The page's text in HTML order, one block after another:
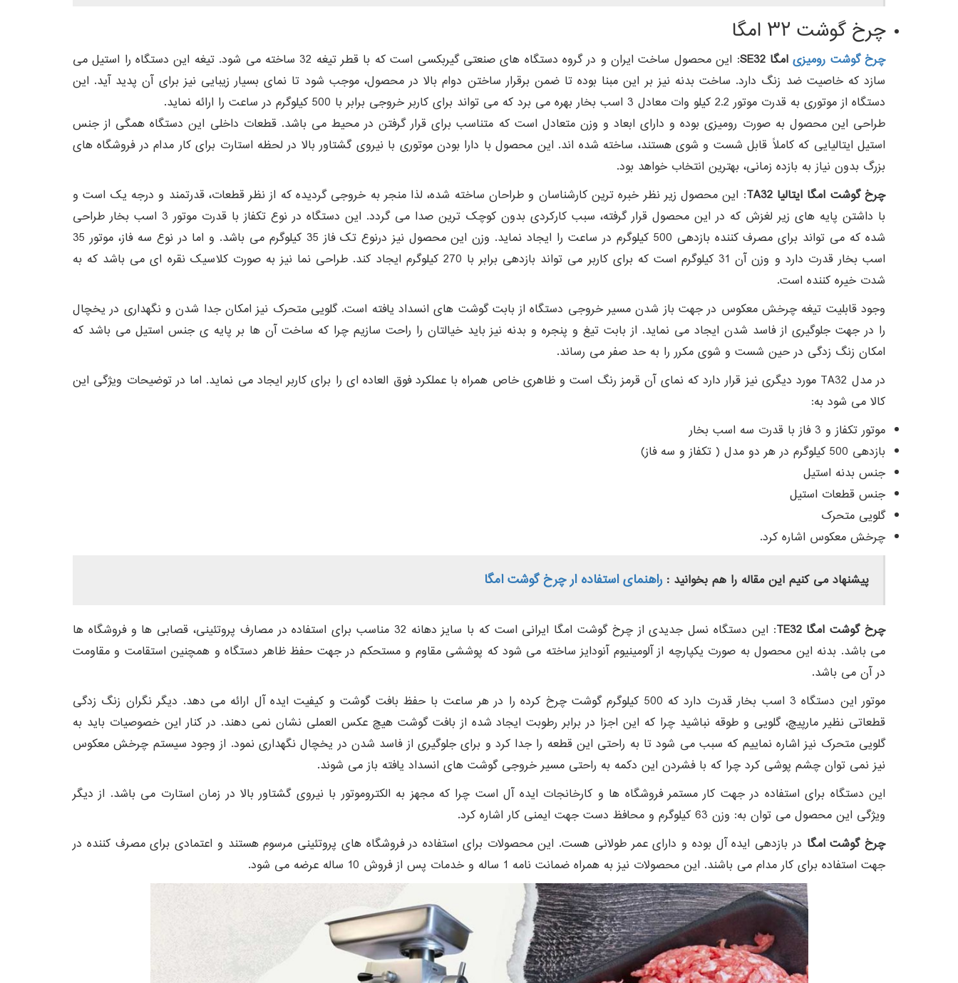
چرخ گوشت ۳۲ امگا
چرخ گوشت رومیزیامگا SE32
: این محصول ساخت ایران و در گروه دستگاه های صنعتی گیربکسی است که با قطر تیغه 32 ساخته می شود. تیغه این دستگاه را استیل می
سازد که خاصیت ضد زنگ دارد. ساخت بدنه نیز بر این مبنا بوده تا ضمن برقرار ساختن دوام بالا در محصول، موجب شود تا نمای بسیار زیبایی نیز برای آن پدید آید. این
دستگاه از موتوری به قدرت موتور 2.2 کیلو وات معادل 3 اسب بخار بهره می برد که می تواند برای کاربر خروجی برابر با 500 کیلوگرم در ساعت را ارائه نماید.
طراحی این محصول به صورت رومیزی بوده و دارای ابعاد و وزن متعادل است که متناسب برای قرار گرفتن در محیط می باشد. قطعات داخلی این دستگاه همگی از جنس
استیل ایتالیایی که کاملاً قابل شست و شوی هستند، ساخته شده اند. این محصول با دارا بودن موتوری با نیروی گشتاور بالا در لحظه استارت برای کار مدام در فروشگاه های
بزرگ بدون نیاز به بازده زمانی، بهترین انتخاب خواهد بود.
چرخ گوشت امگا ایتالیا TA32
: این محصول زیر نظر خبره ترین کارشناسان و طراحان ساخته شده، لذا منجر به خروجی گردیده که از نظر قطعات، قدرتمند و درجه یک است و
با داشتن پایه های زیر لغزش که در این محصول قرار گرفته، سبب کارکردی بدون کوچک ترین صدا می گردد. این دستگاه در نوع تکفاز با قدرت موتور 3 اسب بخار طراحی
شده که می تواند برای مصرف کننده بازدهی 500 کیلوگرم در ساعت را ایجاد نماید. وزن این محصول نیز درنوع تک فاز 35 کیلوگرم می باشد. و اما در نوع سه فاز، موتور 35
اسب بخار قدرت دارد و وزن آن 31 کیلوگرم است که برای کاربر می تواند بازدهی برابر با 270 کیلوگرم ایجاد کند. طراحی نما نیز به صورت کلاسیک نقره ای می باشد که به
شدت خیره کننده است.
وجود قابلیت تیغه چرخش معکوس در جهت باز شدن مسیر خروجی دستگاه از بابت گوشت های انسداد یافته است. گلویی متحرک نیز امکان جدا شدن و نگهداری در یخچال
را در جهت جلوگیری از فاسد شدن ایجاد می نماید. از بابت تیغ و پنجره و بدنه نیز باید خیالتان را راحت سازیم چرا که ساخت آن ها بر پایه ی جنس استیل می باشد که
امکان زنگ زدگی در حین شست و شوی مکرر را به حد صفر می رساند.
در مدل TA32 مورد دیگری نیز قرار دارد که نمای آن قرمز رنگ است و ظاهری خاص همراه با عملکرد فوق العاده ای را برای کاربر ایجاد می نماید. اما در توضیحات ویژگی این
کالا می شود به:
موتور تکفاز و 3 فاز با قدرت سه اسب بخار
بازدهی 500 کیلوگرم در هر دو مدل ( تکفاز و سه فاز)
جنس بدنه استیل
جنس قطعات استیل
گلویی متحرک
چرخش معکوس اشاره کرد.
پیشنهاد می کنیم این مقاله را هم بخوانید :راهنمای استفاده ار چرخ گوشت امگا
چرخ گوشت امگا TE32
: این دستگاه نسل جدیدی از چرخ گوشت امگا ایرانی است که با سایز دهانه 32 مناسب برای استفاده در مصارف پروتئینی، قصابی ها و فروشگاه ها
می باشد. بدنه این محصول به صورت یکپارچه از آلومینیوم آنودایز ساخته می شود که پوششی مقاوم و مستحکم در جهت حفظ ظاهر دستگاه و همچنین استقامت و مقاومت
در آن می باشد.
موتور این دستگاه 3 اسب بخار قدرت دارد که 500 کیلوگرم گوشت چرخ کرده را در هر ساعت با حفظ بافت گوشت و کیفیت ایده آل ارائه می دهد. دیگر نگران زنگ زدگی
قطعاتی نظیر مارپیچ، گلویی و طوقه نباشید چرا که این اجزا در برابر رطوبت ایجاد شده از بافت گوشت هیچ عکس العملی نشان نمی دهند. در کنار این خصوصیات باید به
گلویی متحرک نیز اشاره نماییم که سبب می شود تا به راحتی این قطعه را جدا کرد و برای جلوگیری از فاسد شدن در یخچال نگهداری نمود. از وجود سیستم چرخش معکوس
نیز نمی توان چشم پوشی کرد چرا که با فشردن این دکمه به راحتی مسیر خروجی گوشت های انسداد یافته باز می شوند.
این دستگاه برای استفاده در جهت کار مستمر فروشگاه ها و کارخانجات ایده آل است چرا که مجهز به الکتروموتور با نیروی گشتاور بالا در زمان استارت می باشد. از دیگر
ویژگی این محصول می توان به: وزن 63 کیلوگرم و محافظ دست جهت ایمنی کار اشاره کرد.
چرخ گوشت امگا در بازدهی ایده آل بوده و دارای عمر طولانی هست. این محصولات برای استفاده در فروشگاه های پروتئینی مرسوم هستند و اعتمادی برای مصرف کننده در
جهت استفاده برای کار مدام می باشند. این محصولات نیز به همراه ضمانت نامه 1 ساله و خدمات پس از فروش 10 ساله عرضه می شود.